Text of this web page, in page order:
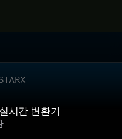
시간 변환기